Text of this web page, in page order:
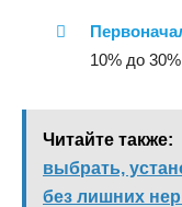
10% до
Читайте также:
выбрать,
без лишних